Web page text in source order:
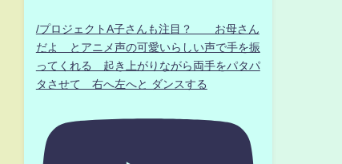
/プロジェクトA子さんも注目？ お母さん
だよ とアニメ声の可愛いらしい声で手を振
ってくれる 起き上がりながら両手をパタパ
タさせて 右へ左へと ダンスする